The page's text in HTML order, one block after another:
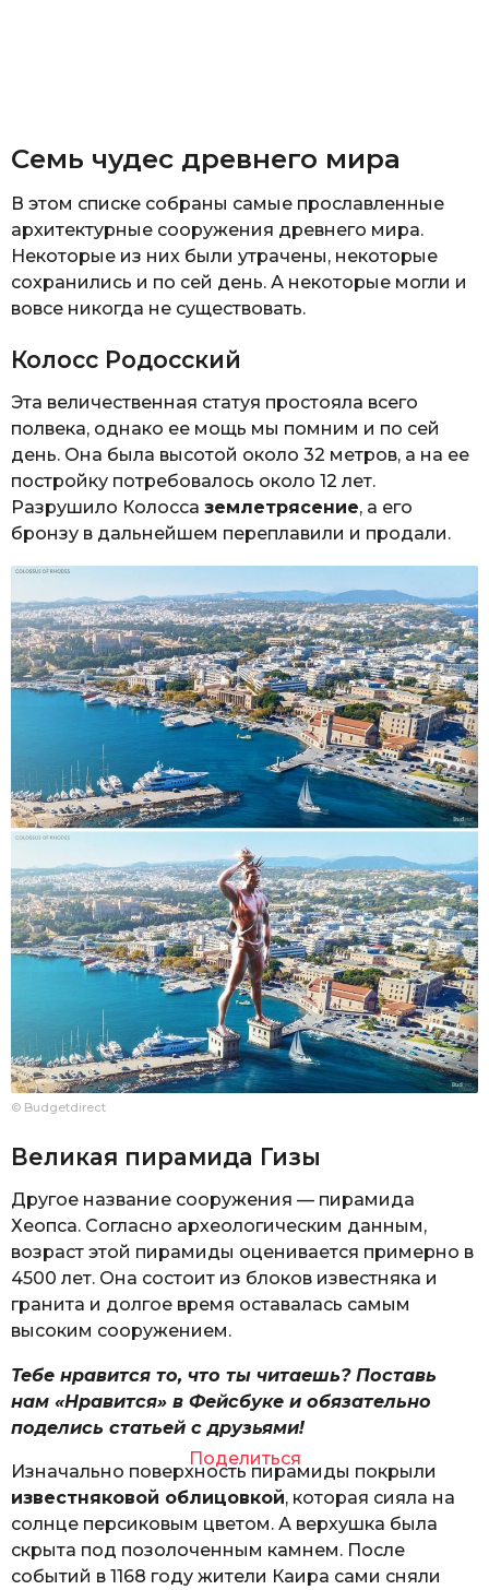
Семь чудес древнего мира
В этом списке собраны самые прославленные
архитектурные сооружения древнего мира.
Некоторые из них были утрачены, некоторые
сохранились и по сей день. А некоторые могли и
вовсе никогда не существовать.
Колосс Родосский
Эта величественная статуя простояла всего
полвека, однако ее мощь мы помним и по сей
день. Она была высотой около 32 метров, а на ее
постройку потребовалось около 12 лет.
Разрушило Колосса землетрясение, а его
бронзу в дальнейшем переплавили и продали.
© Budgetdirect
Великая пирамида Гизы
Другое название сооружения — пирамида
Хеопса. Согласно археологическим данным,
возраст этой пирамиды оценивается примерно в
4500 лет. Она состоит из блоков известняка и
гранита и долгое время оставалась самым
высоким сооружением.
Тебе нравится то, что ты читаешь? Поставь
нам «Нравится» в Фейсбуке и обязательно
поделись статьей с друзьями!
Поделиться
Изначально поверхность пирамиды покрыли
известняковой облицовкой, которая сияла на
солнце персиковым цветом. А верхушка была
скрыта под позолоченным камнем. После
событий в 1168 году жители Каира сами сняли